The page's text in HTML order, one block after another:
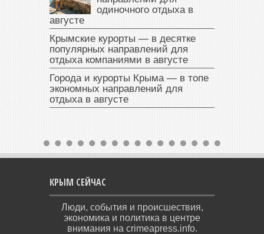
одиночного отдыха в
августе
Крымские курорты — в десятке
популярных направлений для
отдыха компаниями в августе
Города и курорты Крыма — в топе
экономных направлений для
отдыха в августе
КРЫМ СЕЙЧАС
Люди, события и происшествия,
экономика и политика в центре
внимания на crimeapress.info.